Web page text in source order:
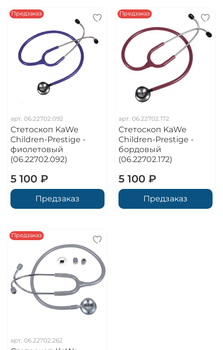
Предзаказ
арт. 06.22702.092
Стетоскоп KaWe
Children-Prestige -
фиолетовый
(06.22702.092)
5 100 ₽
Предзаказ
Предзаказ
арт. 06.22702.172
Стетоскоп KaWe
Children-Prestige -
бордовый
(06.22702.172)
5 100 ₽
Предзаказ
Предзаказ
арт. 06.22702.262